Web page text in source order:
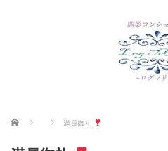
ホーム 満員御礼